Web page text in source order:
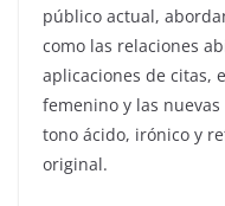
público actual,
como las relaciones
aplicaciones de citas,
femenino y las
tono ácido, irónico y
original.